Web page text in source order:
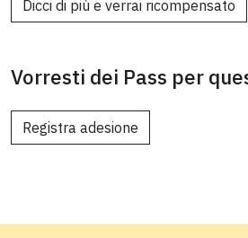
Dicci di più e verrai ricompensato
Vorresti dei Pass per
Registra adesione